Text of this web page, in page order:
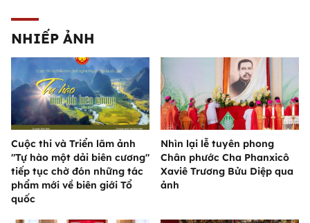
NHIẾP ẢNH
Cuộc thi và Triển lãm ảnh
"Tự hào một dải biên cương"
tiếp tục chờ đón những tác
phẩm mới về biên giới Tổ
quốc
Nhìn lại lễ tuyên phong
Chân phước Cha Phanxicô
Xaviê Trương Bửu Diệp qua
ảnh